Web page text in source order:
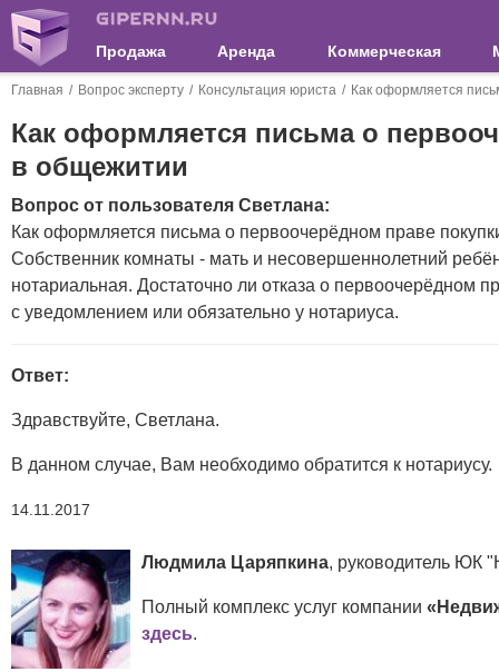
Продажа Аренда Коммерческая
Главная Вопрос эксперту Консультация юриста Как оформляется
Как оформляется письма о
в общежитии
Вопрос от пользователя Светлана:
Как оформляется письма о первоочерёдном праве
Собственник комнаты - мать и несовершеннолетний
нотариальная. Достаточно ли отказа о первоочерёдном
с уведомлением или обязательно у нотариуса.
Ответ:
Здравствуйте, Светлана.
В данном случае, Вам необходимо обратится к нотариусу.
14.11.2017
Людмила Царяпкина, руководитель ЮК
Полный комплекс услуг компании
здесь.